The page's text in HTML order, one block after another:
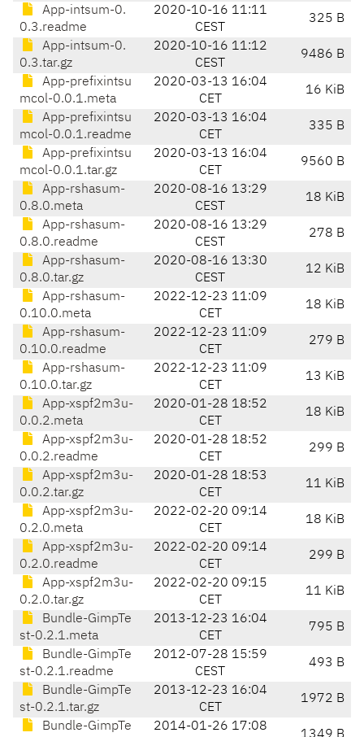
App-intsum-0.
0.3.readme
2020-10-16 11:11
CEST
325 B
App-intsum-0.
0.3.tar.gz
2020-10-16 11:12
CEST
9486 B
App-prefixintsu
mcol-0.0.1.meta
2020-03-13 16:04
CET
16 KiB
App-prefixintsu
mcol-0.0.1.readme
2020-03-13 16:04
CET
335 B
App-prefixintsu
mcol-0.0.1.tar.gz
2020-03-13 16:04
CET
9560 B
App-rshasum-
0.8.0.meta
2020-08-16 13:29
CEST
18 KiB
App-rshasum-
0.8.0.readme
2020-08-16 13:29
CEST
278 B
App-rshasum-
0.8.0.tar.gz
2020-08-16 13:30
CEST
12 KiB
App-rshasum-
0.10.0.meta
2022-12-23 11:09
CET
18 KiB
App-rshasum-
0.10.0.readme
2022-12-23 11:09
CET
279 B
App-rshasum-
0.10.0.tar.gz
2022-12-23 11:09
CET
13 KiB
App-xspf2m3u-
0.0.2.meta
2020-01-28 18:52
CET
18 KiB
App-xspf2m3u-
0.0.2.readme
2020-01-28 18:52
CET
299 B
App-xspf2m3u-
0.0.2.tar.gz
2020-01-28 18:53
CET
11 KiB
App-xspf2m3u-
0.2.0.meta
2022-02-20 09:14
CET
18 KiB
App-xspf2m3u-
0.2.0.readme
2022-02-20 09:14
CET
299 B
App-xspf2m3u-
0.2.0.tar.gz
2022-02-20 09:15
CET
11 KiB
Bundle-GimpTe
st-0.2.1.meta
2013-12-23 16:04
CET
795 B
Bundle-GimpTe
st-0.2.1.readme
2012-07-28 15:59
CEST
493 B
Bundle-GimpTe
st-0.2.1.tar.gz
2013-12-23 16:04
CET
1972 B
Bundle-GimpTe
2014-01-26 17:08